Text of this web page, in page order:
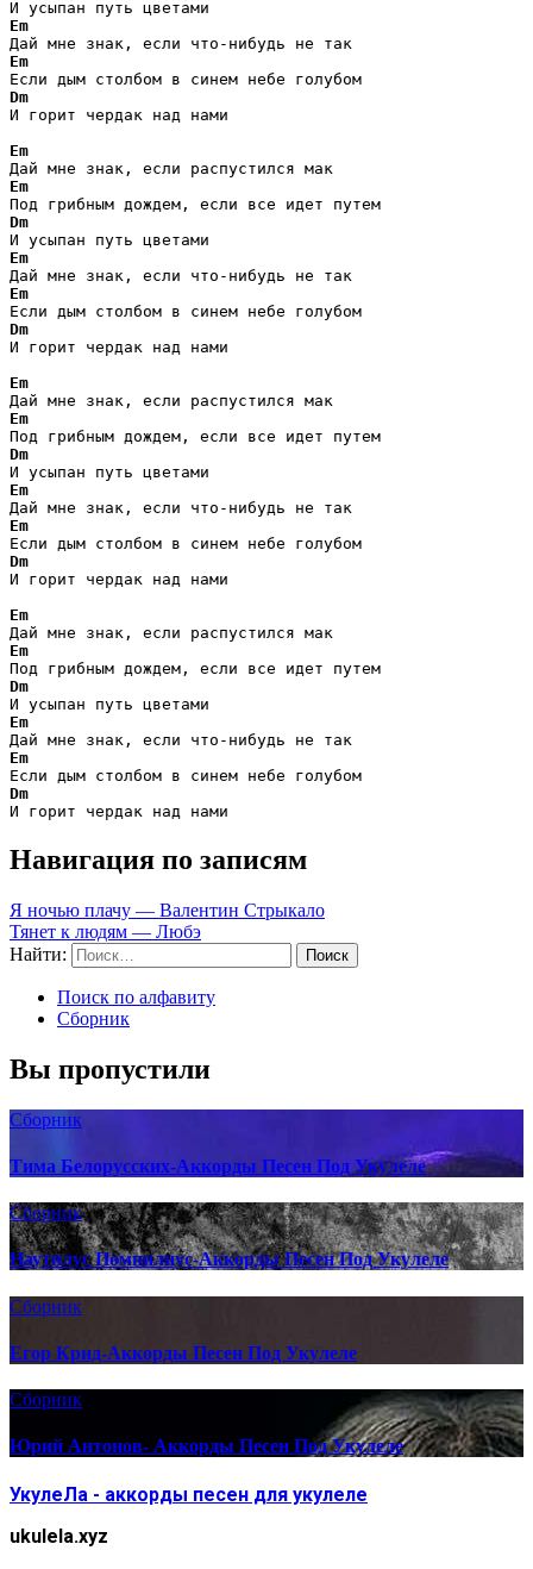
Em
Em
Dm
И горит чердак над нами
Em
Em
Dm
Em
Em
Dm
И горит чердак над нами
Em
Em
Dm
Em
Em
Dm
И горит чердак над нами
Em
Em
Dm
Em
Em
Dm
И горит чердак над нами
Навигация по записям
Я ночью плачу — Валентин Стрыкало
Тянет к людям — Любэ
Найти:
Поиск по алфавиту
Сборник
Вы пропустили
Сборник
Тима Белорусских-Аккорды Песен Под Укулеле
Сборник
Наутилус Помпилиус-Аккорды Песен Под Укулеле
Сборник
Егор Крид-Аккорды Песен Под Укулеле
Сборник
Юрий Антонов- Аккорды Песен Под Укулеле
УкулеЛа - аккорды песен для укулеле
ukulela.xyz